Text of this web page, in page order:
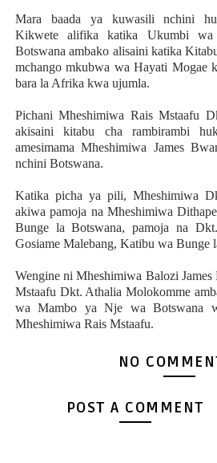
Mara baada ya kuwasili nchini
Kikwete alifika katika Ukumbi
Botswana ambako alisaini katika
mchango mkubwa wa Hayati Mogae
bara la Afrika kwa ujumla.
Pichani Mheshimiwa Rais Mstaafu
akisaini kitabu cha rambirambi
amesimama Mheshimiwa James
nchini Botswana.
Katika picha ya pili, Mheshimiwa
akiwa pamoja na Mheshimiwa
Bunge la Botswana, pamoja na
Gosiame Malebang, Katibu wa Bunge
Wengine ni Mheshimiwa Balozi
Mstaafu Dkt. Athalia Molokomme
wa Mambo ya Nje wa Botswana
Mheshimiwa Rais Mstaafu.
NO
POST A COMMENT